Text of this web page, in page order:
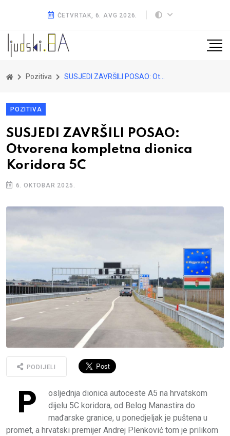
ČETVRTAK, 6. AVG 2026.
Pozitiva SUSJEDI ZAVRŠILI POSAO: Otvorena kompletna dionica Koridora 5C
POZITIVA
SUSJEDI ZAVRŠILI POSAO:
Otvorena kompletna dionica
Koridora 5C
6. OKTOBAR 2025.
PODIJELI
P
osljednja dionica autoceste A5 na hrvatskom
dijelu 5C koridora, od Belog Manastira do
mađarske granice, u ponedjeljak je puštena u
promet, a hrvatski premijer Andrej Plenković tom je prilikom